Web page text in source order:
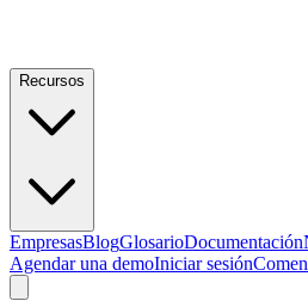
Recursos
EmpresasBlogGlosarioDocumentación
Agendar una demoIniciar sesión